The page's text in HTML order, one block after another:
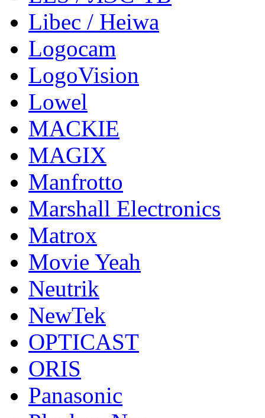
Libec / Heiwa
Logocam
LogoVision
Lowel
MACKIE
MAGIX
Manfrotto
Marshall Electronics
Matrox
Movie Yeah
Neutrik
NewTek
OPTICAST
ORIS
Panasonic